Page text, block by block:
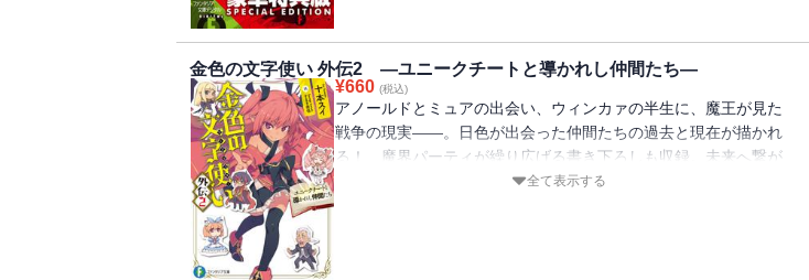
金色の文字使い 外伝2 ―ユニークチートと導かれし仲間たち―
¥660 (税込)
アノールドとミュアの出会い、ウィンカァの半生に、魔王が見た
戦争の現実――。日色が出会った仲間たちの過去と現在が描かれ
る！ 魔界パーティが繰り広げる書き下ろしも収録。未来へ繋が
る必読の外伝、再び登場！！全て表示する